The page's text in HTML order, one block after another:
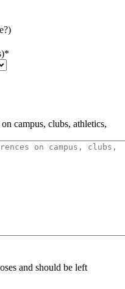
*
campus, clubs, athletics,
and should be left